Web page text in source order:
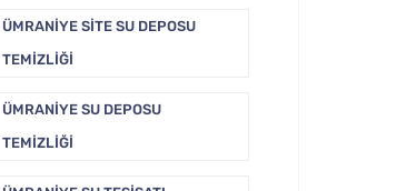
ÜMRANIYE SITE SU DEPOSU
TEMIZLIĞI
ÜMRANIYE SU DEPOSU
TEMIZLIĞI